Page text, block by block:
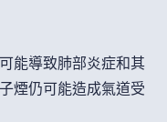
能導致肺部炎症和其
煙仍可能造成氣道受